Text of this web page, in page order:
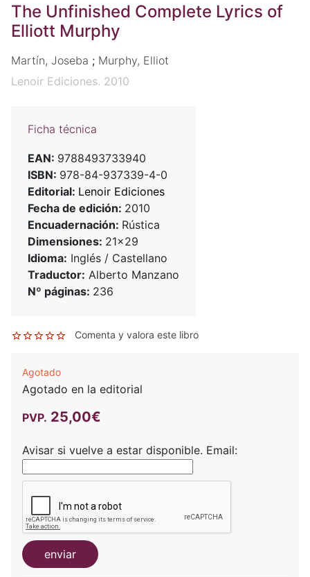
The Unfinished Complete Lyrics of
Elliott Murphy
Martín, Joseba ; Murphy, Elliot
Lenoir Ediciones. 2010
Ficha técnica
EAN: 9788493733940
ISBN: 978-84-937339-4-0
Editorial: Lenoir Ediciones
Fecha de edición: 2010
Encuadernación: Rústica
Dimensiones: 21x29
Idioma: Inglés / Castellano
Traductor: Alberto Manzano
Nº páginas: 236
Comenta y valora este libro
Agotado
Agotado en la editorial
PVP. 25,00€
Avisar si vuelve a estar disponible. Email:
enviar